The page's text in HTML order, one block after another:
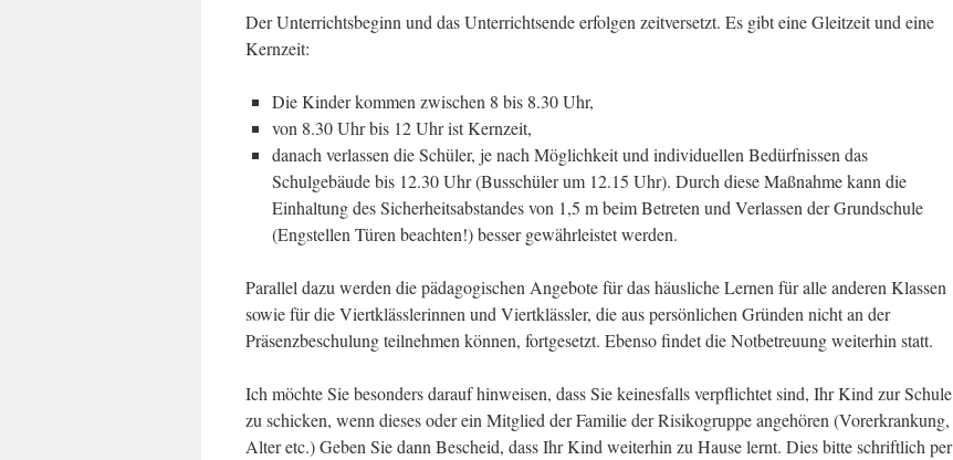
Der Unterrichtsbeginn und das Unterrichtsende erfolgen zeitversetzt. Es gibt eine Gleitzeit und eine
Kernzeit:
Die Kinder kommen zwischen 8 bis 8.30 Uhr,
von 8.30 Uhr bis 12 Uhr ist Kernzeit,
danach verlassen die Schüler, je nach Möglichkeit und individuellen Bedürfnissen das
Schulgebäude bis 12.30 Uhr (Busschüler um 12.15 Uhr). Durch diese Maßnahme kann die
Einhaltung des Sicherheitsabstandes von 1,5 m beim Betreten und Verlassen der Grundschule
(Engstellen Türen beachten!) besser gewährleistet werden.
Parallel dazu werden die pädagogischen Angebote für das häusliche Lernen für alle anderen Klassen
sowie für die Viertklässlerinnen und Viertklässler, die aus persönlichen Gründen nicht an der
Präsenzbeschulung teilnehmen können, fortgesetzt. Ebenso findet die Notbetreuung weiterhin statt.
Ich möchte Sie besonders darauf hinweisen, dass Sie keinesfalls verpflichtet sind, Ihr Kind zur Schule
zu schicken, wenn dieses oder ein Mitglied der Familie der Risikogruppe angehören (Vorerkrankung,
Alter etc.) Geben Sie dann Bescheid, dass Ihr Kind weiterhin zu Hause lernt. Dies bitte schriftlich per